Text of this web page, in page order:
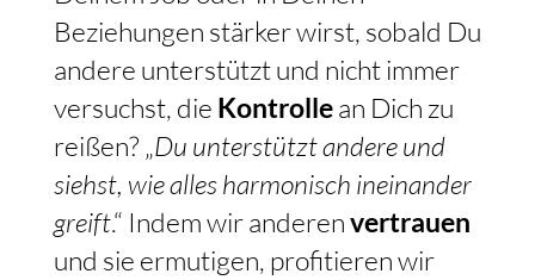
Beziehungen stärker wirst, sobald Du
andere unterstützt und nicht immer
versuchst, die Kontrollean Dich zu
reißen? „Du unterstützt andere und
siehst, wie alles harmonisch ineinander
greift.“ Indem wir anderenvertrauen
und sie ermutigen, profitieren wir